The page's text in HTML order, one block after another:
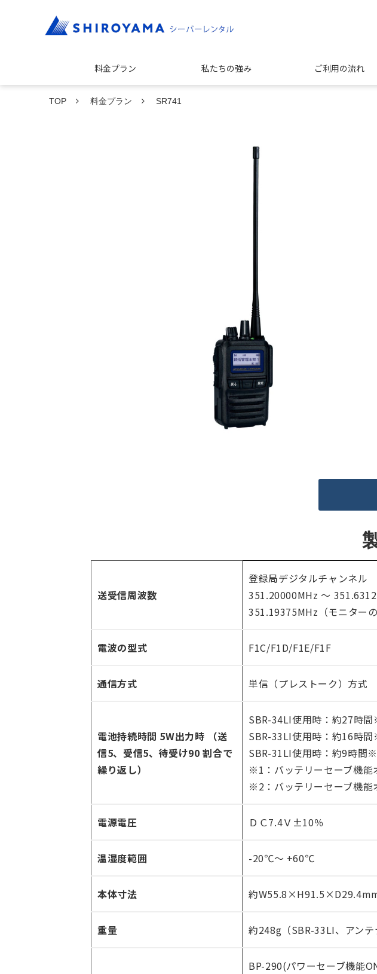
料金プラン 私たちの強み ご利用の流れ
TOP 料金プラン SR741
送受信周波数
登録局デジタルチャンネル
351.20000MHz ～
351.19375MHz（モニターの
電波の型式 F1C/F1D/F1E/F1F
通信方式 単信（プレストーク）方式
電池持続時間 5W出力時 （送
信5、受信5、待受け90 割合で
繰り返し）
SBR-34LI使用時：約27時
SBR-33LI使用時：約16時
SBR-31LI使用時：約9時
※1：バッテリーセーブ機能
※2：バッテリーセーブ機能
電源電圧 ＤＣ7.4Ｖ±10％
温湿度範囲 -20℃～ +60℃
本体寸法 約W55.8×H91.5×D29.4mm
重量 約248g（SBR-33LI、アンテ
BP-290(パワーセーブ機能